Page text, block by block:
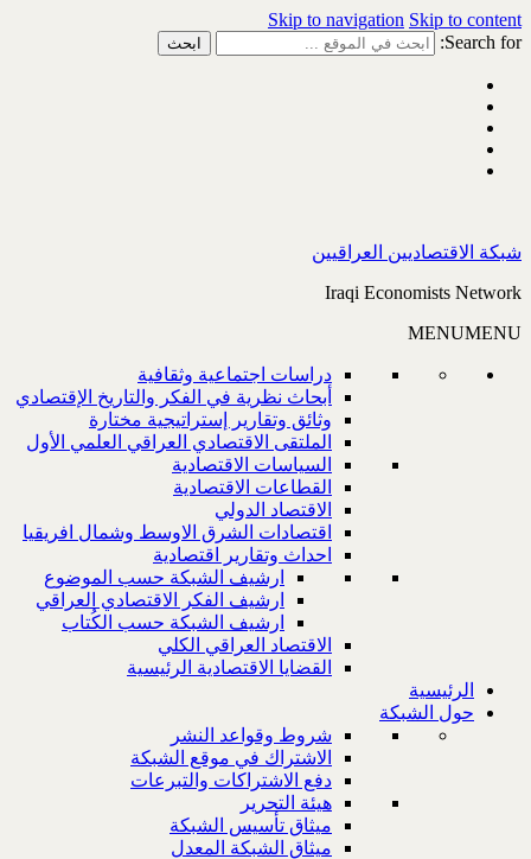
Skip to navigation Skip to content
Search for:
شبكة الاقتصاديين العراقيين
Iraqi Economists Network
MENUMENU
دراسات اجتماعية وثقافية
أبحاث نظرية في الفكر والتاريخ الإقتصادي
وثائق وتقارير إستراتيجية مختارة
الملتقى الاقتصادي العراقي العلمي الأول
السياسات الاقتصادية
القطاعات الاقتصادية
الاقتصاد الدولي
اقتصادات الشرق الاوسط وشمال افريقيا
احداث وتقارير اقتصادية
ارشيف الشبكة حسب الموضوع
ارشيف الفكر الاقتصادي العراقي
ارشيف الشبكة حسب الكُتاب
الاقتصاد العراقي الكلي
القضايا الاقتصادية الرئيسية
الرئيسية
حول الشبكة
شروط وقواعد النشر
الاشتراك في موقع الشبكة
دفع الاشتراكات والتبرعات
هيئة التحرير
ميثاق تأسيس الشبكة
ميثاق الشبكة المعدل